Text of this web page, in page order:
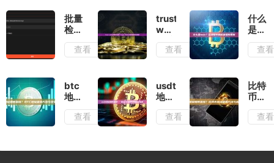
提高
加密
货币
交易
所的
性
波动
的指
南针
USDC
钱包
全攻
批量
检查
钱包
余额
高效
管理
您的
加密
资产
查看
trust
wallet
是谁
开发
Wallet
开发
历程
及安
全解
查看
什么
是
mev
区块
值提
取机
制
查看
btc
地址
如何
地址
查看
usdt
地址
如何
从入
查看
比特
币地
址如
何查
币地
查看